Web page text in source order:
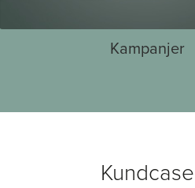
Kampanjer
Kundcase